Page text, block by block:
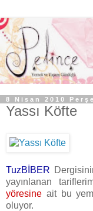
8 Nisan 2010
Yassı Köfte
TuzBİBER
yayınlanan
yöresine ait bu
oluyor.